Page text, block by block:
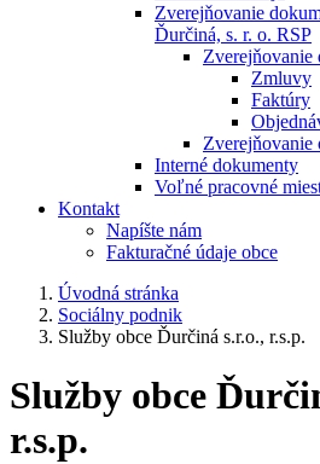
Zverejňovanie
Ďurčiná, s. r. o. RSP
Zverejňovanie
Zmluvy
Faktúry
Zverejňovanie
Interné dokumenty
Voľné pracovné
Kontakt
Napíšte nám
Fakturačné údaje obce
Úvodná stránka
Sociálny podnik
Služby obce Ďurčiná s.r.o., r.s.p.
Služby obce
r.s.p.